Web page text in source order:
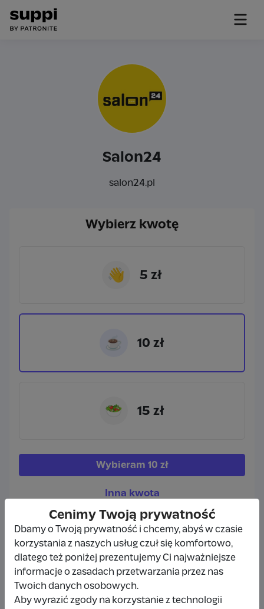
Salon24
salon24.pl
Wybierz kwotę
👋 5 zł
☕ 10 zł
🥗 15 zł
Wybieram 10 zł
Inna kwota
Udostępnij Zgłoś
Cenimy Twoją prywatność
Dbamy o Twoją prywatność i chcemy, abyś w czasie
korzystania z naszych usług czuł się komfortowo,
dlatego też poniżej prezentujemy Ci najważniejsze
informacje o zasadach przetwarzania przez nas
Twoich danych osobowych.
Aby wyrazić zgody na korzystanie z technologii